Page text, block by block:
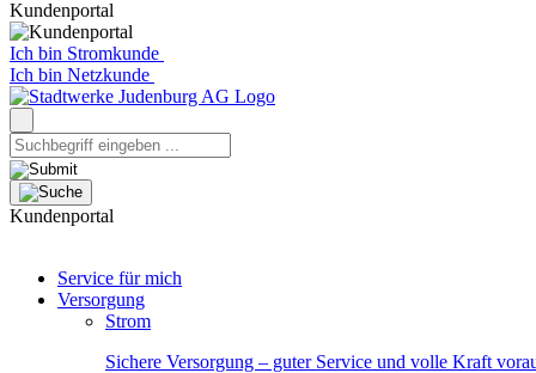
Kundenportal
Ich bin Stromkunde
Ich bin Netzkunde
Kundenportal
Service für mich
Versorgung
Strom
Sichere Versorgung – guter Service und volle Kraft